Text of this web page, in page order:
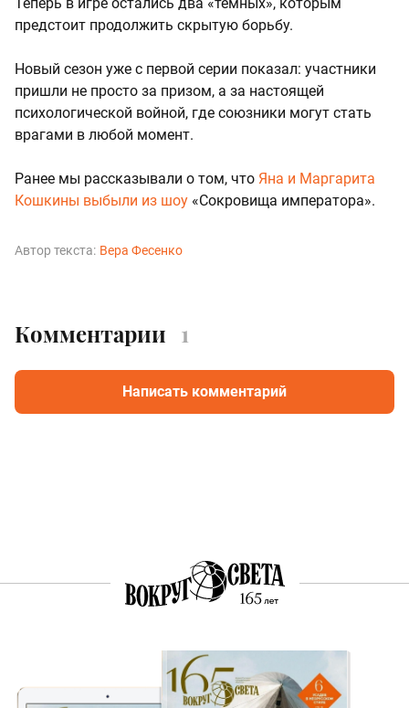
Теперь в игре остались два «темных», которым
предстоит продолжить скрытую борьбу.
Новый сезон уже с первой серии показал: участники
пришли не просто за призом, а за настоящей
психологической войной, где союзники могут стать
врагами в любой момент.
Ранее мы рассказывали о том, что Яна и Маргарита
Кошкины выбыли из шоу «Сокровища императора».
Автор текста: Вера Фесенко
Комментарии 1
Написать комментарий